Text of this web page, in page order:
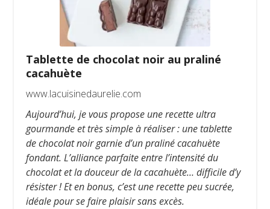
Tablette de chocolat noir au praliné
cacahuète
www.lacuisinedaurelie.com
Aujourd’hui, je vous propose une recette ultra
gourmande et très simple à réaliser : une tablette
de chocolat noir garnie d’un praliné cacahuète
fondant. L’alliance parfaite entre l’intensité du
chocolat et la douceur de la cacahuète… difficile d’y
résister ! Et en bonus, c’est une recette peu sucrée,
idéale pour se faire plaisir sans excès.